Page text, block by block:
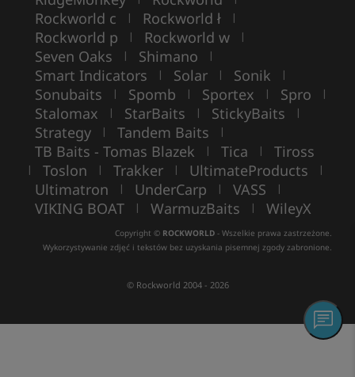
Rockworld c | Rockworld ł |
Rockworld p | Rockworld w |
Seven Oaks | Shimano |
Smart Indicators | Solar | Sonik |
Sonubaits | Spomb | Sportex | Spro |
Stalomax | StarBaits | StickyBaits |
Strategy | Tandem Baits |
TB Baits - Tomas Blazek | Tica | Tiross
| Toslon | Trakker | UltimateProducts |
Ultimatron | UnderCarp | VASS |
VIKING BOAT | WarmuzBaits | WileyX
Copyright © ROCKWORLD - Wszelkie prawa zastrzeżone.
Wykorzystywanie zdjęć i tekstów bez uzyskania pisemnej zgody zabronione.
© Rockworld 2004 - 2026